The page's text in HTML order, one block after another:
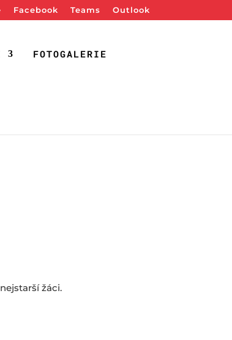
Facebook Teams Outlook
FOTOGALERIE
žáci.